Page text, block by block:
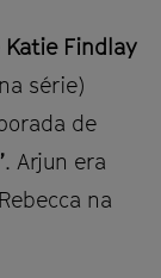
Katie Findlay
série)
de
. Arjun era
na